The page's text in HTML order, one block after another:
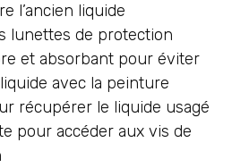
l’ancien liquide
lunettes de protection
et absorbant pour éviter
avec la peinture
récupérer le liquide usagé
pour accéder aux vis de